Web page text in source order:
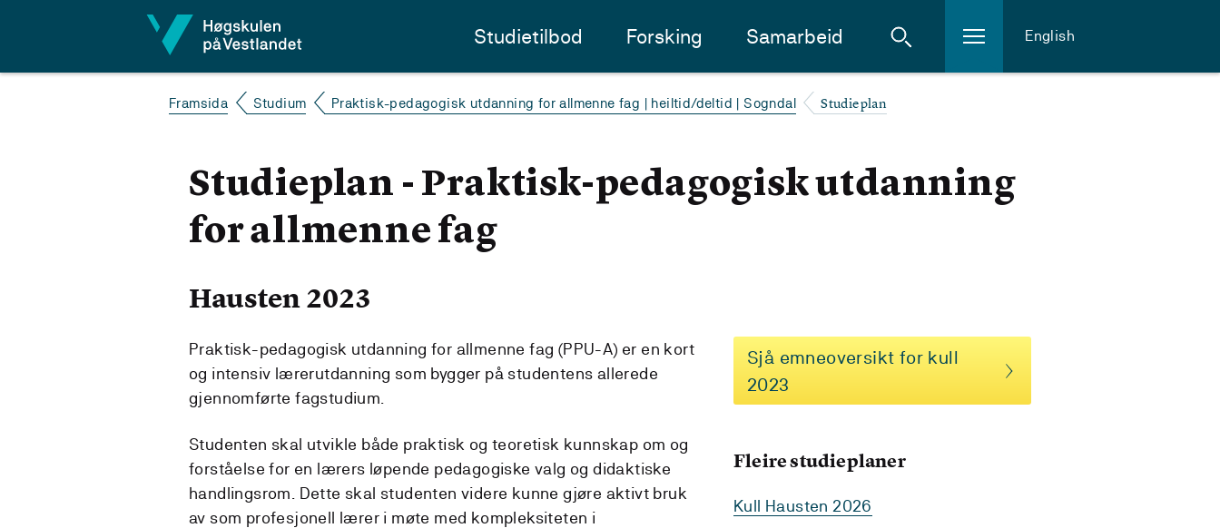
Studietilbod Forsking Samarbeid English
Framsida Studium Praktisk-pedagogisk utdanning for allmenne fag | heiltid/deltid | Sogndal Studieplan
Studieplan - Praktisk-pedagogisk utdanning
for allmenne fag
Hausten 2023
Sjå emneoversikt for kull
2023
Fleire studieplaner
Kull Hausten 2026
Praktisk-pedagogisk utdanning for allmenne fag (PPU-A) er en kort
og intensiv lærerutdanning som bygger på studentens allerede
gjennomførte fagstudium.
Studenten skal utvikle både praktisk og teoretisk kunnskap om og
forståelse for en lærers løpende pedagogiske valg og didaktiske
handlingsrom. Dette skal studenten videre kunne gjøre aktivt bruk
av som profesjonell lærer i møte med kompleksiteten i